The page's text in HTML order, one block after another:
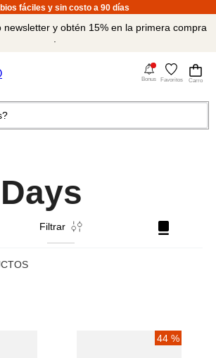
fáciles y sin costo a 90 días
y obtén 15% en la primera compra
4
Bonus Favoritos
Filtrar
44 %